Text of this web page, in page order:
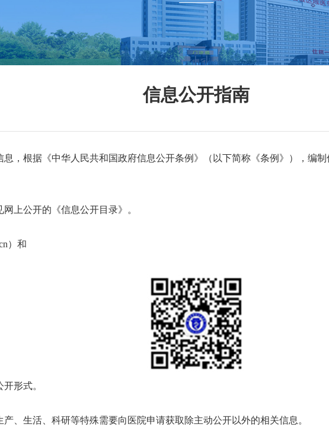
健康科普 最新公告
信息公开指南
息，根据《中华人民共和国政府信息公开条例》（以下简称《条例》），编
网上公开的《信息公开目录》。
）和
开形式。
、生活、科研等特殊需要向医院申请获取除主动公开以外的相关信息。